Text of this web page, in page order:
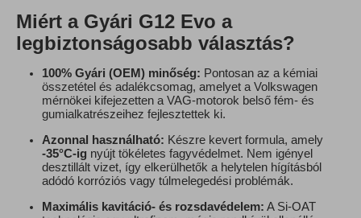
Miért a Gyári G12 Evo a
legbiztonságosabb választás?
100% Gyári (OEM) minőség: Pontosan az a kémiai
összetétel és adalékcsomag, amelyet a Volkswagen
mérnökei kifejezetten a VAG-motorok belső fém- és
gumialkatrészeihez fejlesztettek ki.
Azonnal használható: Készre kevert formula, amely
-35°C-ig nyújt tökéletes fagyvédelmet. Nem igényel
desztillált vizet, így elkerülhetők a helytelen hígításból
adódó korróziós vagy túlmelegedési problémák.
Maximális kavitáció- és rozsdavédelem: A Si-OAT